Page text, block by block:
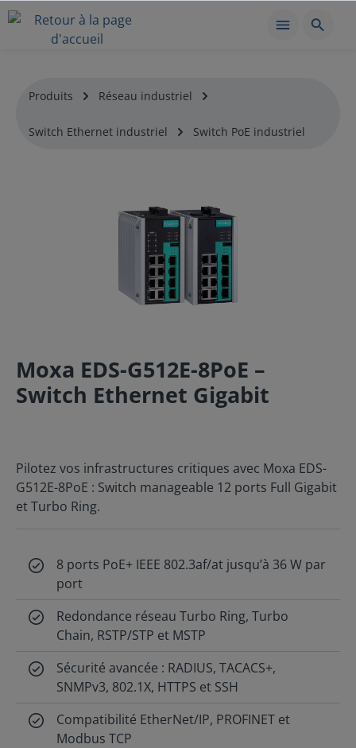
Produits Réseau industriel
Switch Ethernet industriel Switch PoE industriel
Moxa EDS-G512E-8PoE –
Switch Ethernet Gigabit
Pilotez vos infrastructures critiques avec Moxa EDS-
G512E-8PoE : Switch manageable 12 ports Full Gigabit
et Turbo Ring.
8 ports PoE+ IEEE 802.3af/at jusqu’à 36 W par
port
Redondance réseau Turbo Ring, Turbo
Chain, RSTP/STP et MSTP
Sécurité avancée : RADIUS, TACACS+,
SNMPv3, 802.1X, HTTPS et SSH
Compatibilité EtherNet/IP, PROFINET et
Modbus TCP